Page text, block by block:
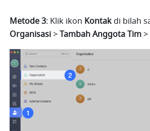
Metode 3: Klik ikon Kontak
Organisasi > Tambah Anggota Tim >